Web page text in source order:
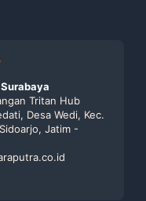
Tritan Hub
Desa Wedi, Kec.
Jatim -